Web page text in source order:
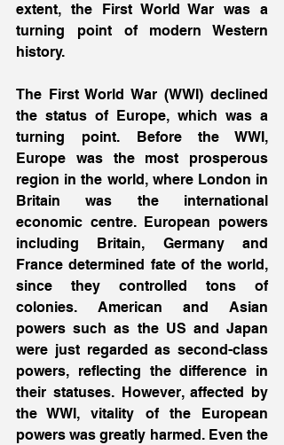
extent, the First World War was a
turning point of modern Western
history.
The First World War (WWI) declined
the status of Europe, which was a
turning point. Before the WWI,
Europe was the most prosperous
region in the world, where London in
Britain was the international
economic centre. European powers
including Britain, Germany and
France determined fate of the world,
since they controlled tons of
colonies. American and Asian
powers such as the US and Japan
were just regarded as second-class
powers, reflecting the difference in
their statuses. However, affected by
the WWI, vitality of the European
powers was greatly harmed. Even the